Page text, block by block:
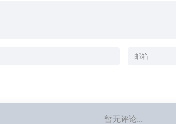
暂无评论...